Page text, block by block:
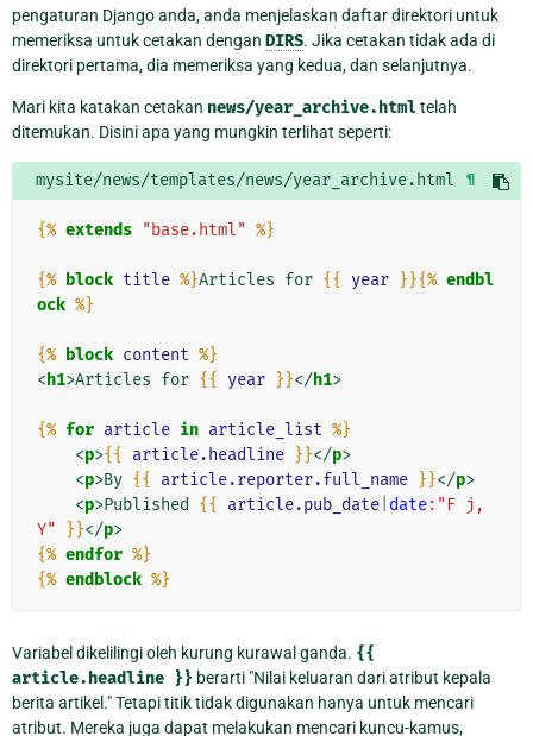
pengaturan Django anda, anda menjelaskan daftar direktori untuk
memeriksa untuk cetakan dengan DIRS. Jika cetakan tidak ada di
direktori pertama, dia memeriksa yang kedua, dan selanjutnya.
Mari kita katakan cetakan news/year_archive.htmltelah
ditemukan. Disini apa yang mungkin terlihat seperti:
mysite/news/templates/news/year_archive.html ¶
{% extends "base.html" %}
{% block title %}Articles for {{ year }}{% endbl
ock %}
{% block content %}
<h1>Articles for {{ year }}</h1>
{% for article in article_list %}
<p>{{ article.headline }}</p>
<p>By {{ article.reporter.full_name }}</p>
<p>Published {{ article.pub_date date:"F j,
Y"
}}</p>
{% endfor %}
{% endblock %}
Variabel dikelilingi oleh kurung kurawal ganda. {{
article.headline }} berarti "Nilai keluaran dari atribut kepala
berita artikel." Tetapi titik tidak digunakan hanya untuk mencari
atribut. Mereka juga dapat melakukan mencari kuncu-kamus,